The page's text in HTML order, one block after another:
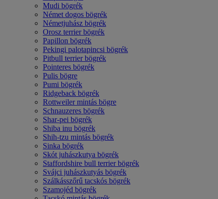
Mudi bögrék
Német dogos bögrék
Németjuhász bögrék
Orosz terrier bögrék
Papillon bögrék
Pekingi palotapincsi bögrék
Pitbull terrier bögrék
Pointeres bögrék
Pulis bögre
Pumi bögrék
Ridgeback bögrék
Rottweiler mintás bögre
Schnauzeres bögrék
Shar-pei bögrék
Shiba inu bögrék
Shih-tzu mintás bögrék
Sinka bögrék
Skót juhászkutya bögrék
Staffordshire bull terrier bögrék
Svájci juhászkutyás bögrék
Szálkásszőrű tacskós bögrék
Szamojéd bögrék